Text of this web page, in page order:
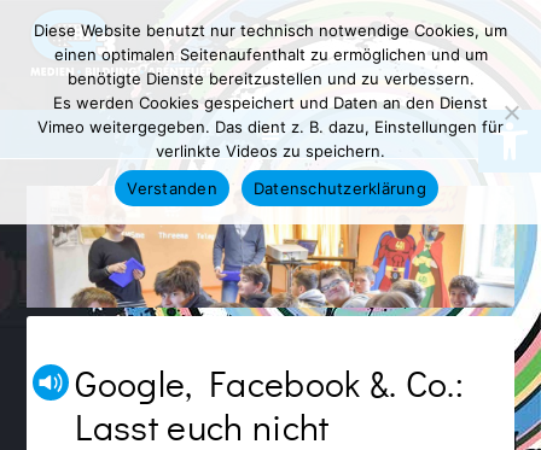
Google, Facebook &. Co.:
Lasst euch nicht
Diese Website benutzt nur technisch notwendige Cookies, um
einen optimalen Seitenaufenthalt zu ermöglichen und um
benötigte Dienste bereitzustellen und zu verbessern.
Es werden Cookies gespeichert und Daten an den Dienst
Vimeo weitergegeben. Das dient z. B. dazu, Einstellungen für
verlinkte Videos zu speichern.
Verstanden
Datenschutzerklärung